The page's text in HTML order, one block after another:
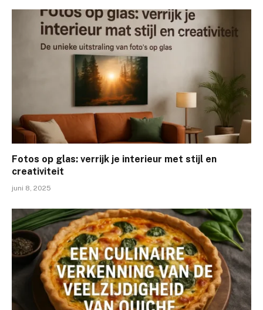
Fotos op glas: verrijk je interieur met stijl en
creativiteit
juni 8, 2025